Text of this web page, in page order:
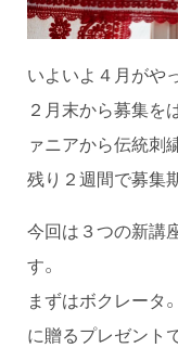
いよいよ４月がや
２月末から募集を
ァニアから伝統刺
残り２週間で募集
今回は３つの新講
す。
まずはボクレータ
に贈るプレゼント